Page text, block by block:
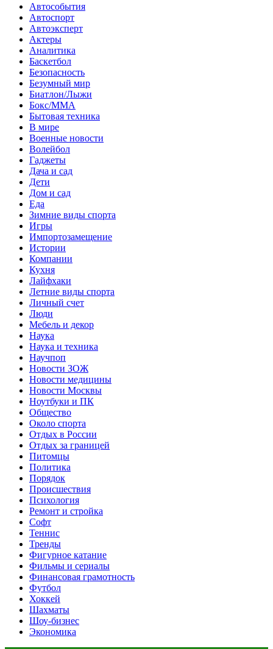
Автособытия
Автоспорт
Автоэксперт
Актеры
Аналитика
Баскетбол
Безопасность
Безумный мир
Биатлон/Лыжи
Бокс/MMA
Бытовая техника
В мире
Военные новости
Волейбол
Гаджеты
Дача и сад
Дети
Дом и сад
Еда
Зимние виды спорта
Игры
Импортозамещение
Истории
Компании
Кухня
Лайфхаки
Летние виды спорта
Личный счет
Люди
Мебель и декор
Наука
Наука и техника
Научпоп
Новости ЗОЖ
Новости медицины
Новости Москвы
Ноутбуки и ПК
Общество
Около спорта
Отдых в России
Отдых за границей
Питомцы
Политика
Порядок
Происшествия
Психология
Ремонт и стройка
Софт
Теннис
Тренды
Фигурное катание
Фильмы и сериалы
Финансовая грамотность
Футбол
Хоккей
Шахматы
Шоу-бизнес
Экономика